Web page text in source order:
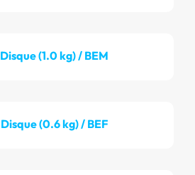
Disque (1.0 kg) / BEM
Disque (0.6 kg) / BEF